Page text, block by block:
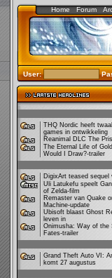
Home Forum
User:
THQ Nordic heeft
games in ontwikkeling
Reanimal DLC The
The Eternal Life of
Would I Draw?-trailer
DigixArt teased sequel
Uli Latukefu speelt
of Zelda-film
Remaster van Quake
Machine-update
Ubisoft blaast Ghost
leven in
Onimusha: Way of the
Fates-trailer
Grand Theft Auto VI:
komt 27 augustus